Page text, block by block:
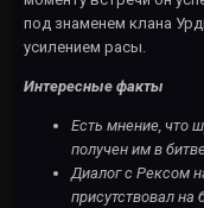
под знаменем клана
усилением расы.
Интересные факты
Есть мнение, что
получен им в
Диалог с Рексом
присутствовал на